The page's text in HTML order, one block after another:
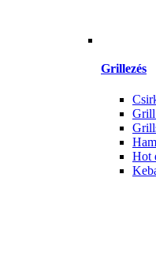
Grillezés
Hot